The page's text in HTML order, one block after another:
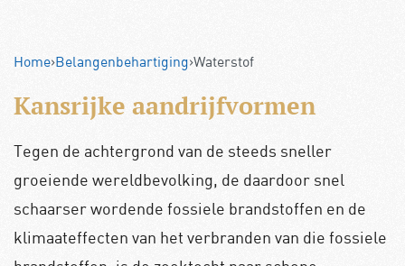
Home›Belangenbehartiging›Waterstof
Kansrijke aandrijfvormen
Tegen de achtergrond van de steeds sneller
groeiende wereldbevolking, de daardoor snel
schaarser wordende fossiele brandstoffen en de
klimaateffecten van het verbranden van die fossiele